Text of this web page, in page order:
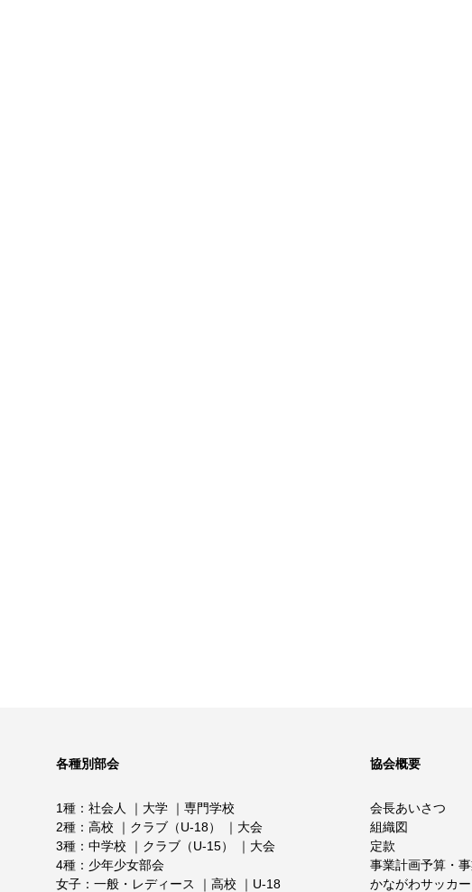
各種別部会
1種 社会人 大学
専門学校
2種
高校 クラブ（U-18）
大会
3種
中学校 クラブ（U-15）
大会
4種
少年少女部会
女子
一般・レディース 高校 U-18
協会概要
会長あいさつ
組織図
定款
事業計画予算・
かながわサッカ